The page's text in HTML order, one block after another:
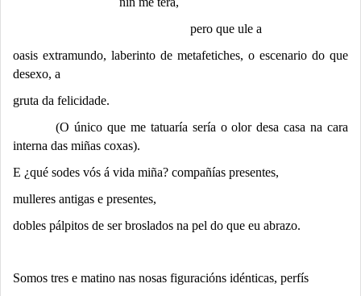
pero que ule a
oasis extramundo, laberinto de metafetiches, o escenario do que
desexo, a
gruta da felicidade.
(O único que me tatuaría sería o olor desa casa na cara
interna das miñas coxas).
E ¿qué sodes vós á vida miña? compañías presentes,
mulleres antigas e presentes,
dobles pálpitos de ser broslados na pel do que eu abrazo.
Somos tres e matino nas nosas figuracións idénticas, perfís